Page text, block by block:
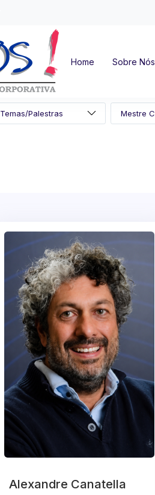
Home Sobre Nós
Alexandre Canatella